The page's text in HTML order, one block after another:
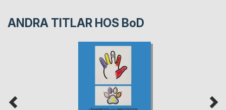
ANDRA TITLAR HOS BoD